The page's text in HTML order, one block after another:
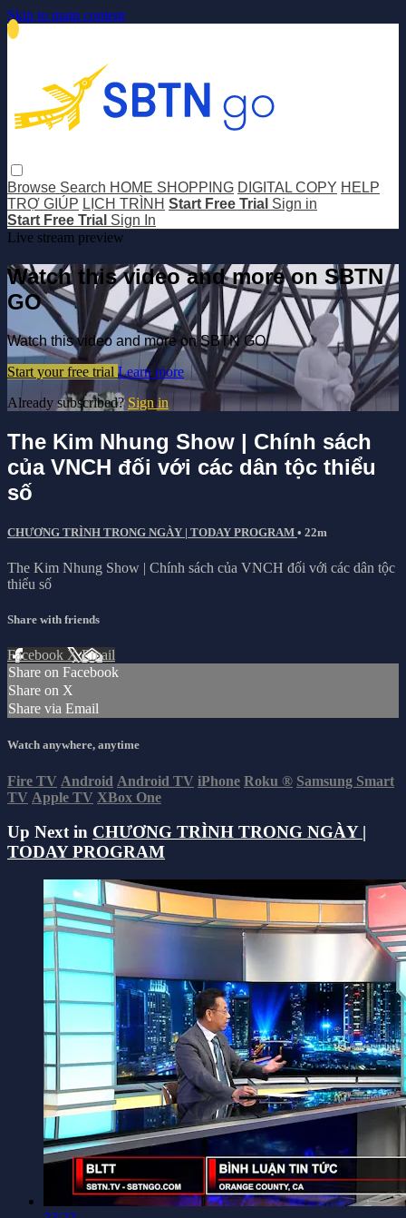
Skip to main content
Browse Search HOME SHOPPING DIGITAL COPY HELP
TRỢ GIÚP LỊCH TRÌNH Start Free Trial Sign in
Start Free Trial Sign In
Live stream preview
Watch this video and more on SBTN
GO
Watch this video and more on SBTN GO
Start your free trial Learn more
Already subscribed? Sign in
The Kim Nhung Show | Chính sách
của VNCH đối với các dân tộc thiểu
số
CHƯƠNG TRÌNH TRONG NGÀY | TODAY PROGRAM • 22m
The Kim Nhung Show | Chính sách của VNCH đối với các dân tộc
thiểu số
Share with friends
Facebook XEmail
Share on Facebook
Share on X
Share via Email
Watch anywhere, anytime
Fire TV Android Android TV iPhone Roku ® Samsung Smart
TV Apple TV XBox One
Up Next in CHƯƠNG TRÌNH TRONG NGÀY |
TODAY PROGRAM